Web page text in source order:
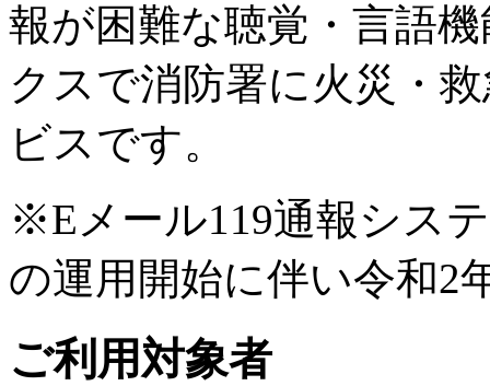
報が困難な聴覚・言語
クスで消防署に火災・
ビスです。
※Eメール119通報シス
の運用開始に伴い令和2
ご利用対象者